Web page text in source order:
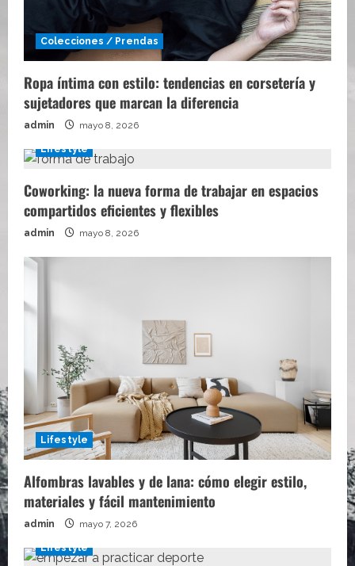
Colecciones / Prendas
Ropa íntima con estilo: tendencias en corsetería y
sujetadores que marcan la diferencia
admin mayo 8, 2026
Lifestyle
Coworking: la nueva forma de trabajar en espacios
compartidos eficientes y flexibles
admin mayo 8, 2026
Lifestyle
Alfombras lavables y de lana: cómo elegir estilo,
materiales y fácil mantenimiento
admin mayo 7, 2026
Lifestyle